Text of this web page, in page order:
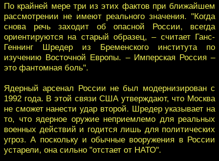
По крайней мере три из этих фактов при ближайшем
рассмотрении не имеют реального значения. "Когда
снова речь заходит об опасной России, всегда
ориентируются на старый образец, – считает Ганс-
Геннинг Шредер из Бременского института по
изучению Восточной Европы. – Имперская Россия –
это фантомная боль".
Ядерный арсенал России не был модернизирован с
1992 года. В этой связи США утверждают, что Москва
не сможет нанести удар второй. Шредер указывает на
то, что ядерное оружие неприемлемо для реальных
военных действий и годится лишь для политических
угроз. А поскольку и обычные вооружения в России
устарели, она сильно "отстает от НАТО".